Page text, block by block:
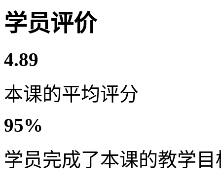
学员评价
4.89
本课的平均评分
95%
学员完成了本课的教学目